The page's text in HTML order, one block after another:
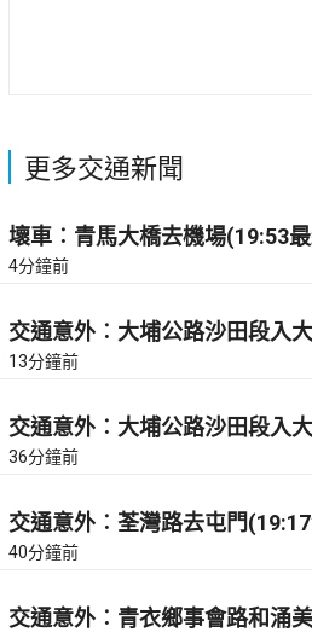
更多交通新聞
壞車︰青馬大橋去機場(19:53
4分鐘前
交通意外︰大埔公路沙田段入
13分鐘前
交通意外︰大埔公路沙田段入
36分鐘前
交通意外︰荃灣路去屯門
40分鐘前
交通意外︰青衣鄉事會路和涌